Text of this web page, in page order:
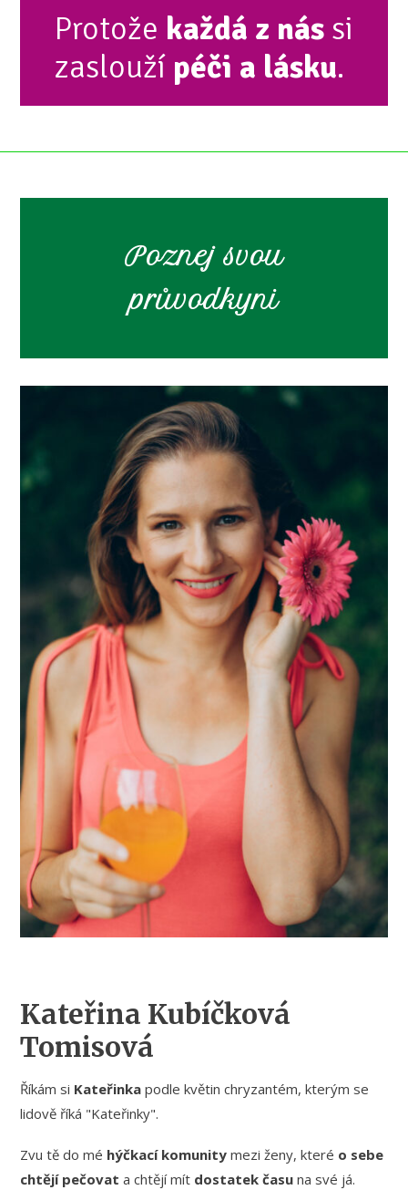
Protože každá z nássi
zaslouží péči a lásku.
Poznej svou
průvodkyni
Kateřina Kubíčková
Tomisová
Říkám si Kateřinka podle květin chryzantém, kterým se
lidově říká "Kateřinky".
Zvu tě do mé hýčkací komunity mezi ženy, které o sebe
chtějí pečovat a chtějí mít dostatek času na své já.